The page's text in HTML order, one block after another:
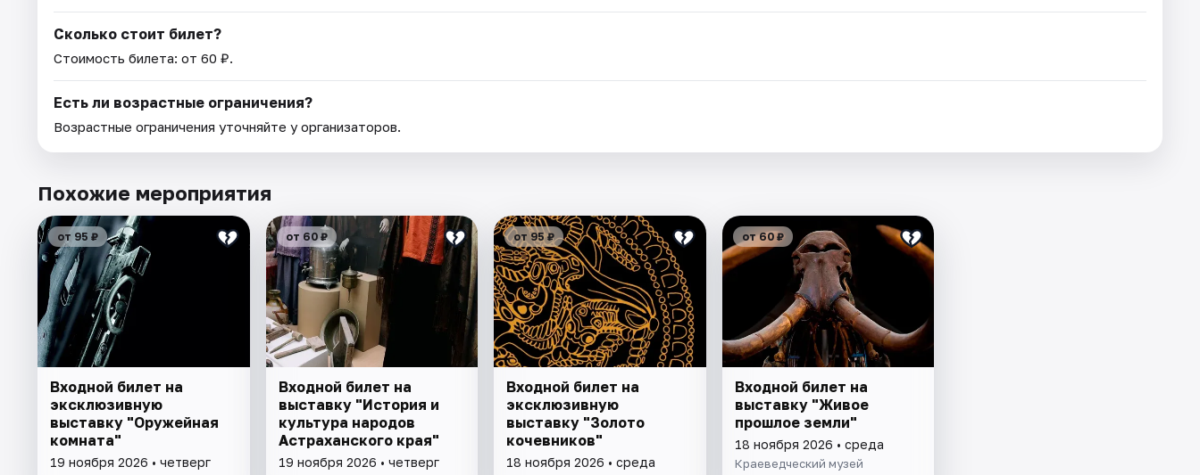
Сколько стоит билет?
Стоимость билета: от 60 ₽.
Есть ли возрастные ограничения?
Возрастные ограничения уточняйте у организаторов.
Похожие мероприятия
от 95 ₽
Входной билет на
эксклюзивную
выставку "Оружейная
комната"
19 ноября 2026 • четверг
от 60 ₽
Входной билет на
выставку "История и
культура народов
Астраханского края"
19 ноября 2026 • четверг
от 95 ₽
Входной билет на
эксклюзивную
выставку "Золото
кочевников"
18 ноября 2026 • среда
от 60 ₽
Входной билет на
выставку "Живое
прошлое земли"
18 ноября 2026 • среда
Краеведческий музей